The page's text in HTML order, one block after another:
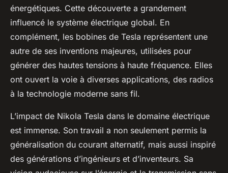
énergétiques. Cette découverte a grandement
influencé le système électrique global. En
complément, les bobines de Tesla représentent une
autre de ses inventions majeures, utilisées pour
générer des hautes tensions à haute fréquence. Elles
ont ouvert la voie à diverses applications, des radios
à la technologie moderne sans fil.
L’impact de Nikola Tesla dans le domaine électrique
est immense. Son travail a non seulement permis la
généralisation du courant alternatif, mais aussi inspiré
des générations d’ingénieurs et d’inventeurs. Sa